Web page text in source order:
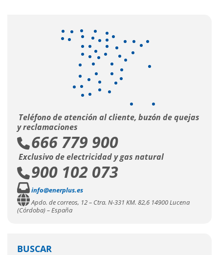
Teléfono de atención al cliente, buzón de quejas
y reclamaciones
666 779 900
Exclusivo de electricidad y gas natural
900 102 073
info@enerplus.es
Apdo. de correos, 12 – Ctra. N-331 KM. 82,6 14900 Lucena
(Córdoba) – España
BUSCAR